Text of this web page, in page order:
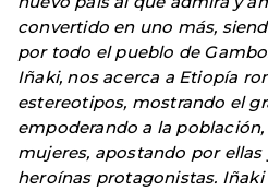
convertido en uno más,
por todo el pueblo de
Iñaki, nos acerca a Etiopía
estereotipos, mostrando el
empoderando a la población,
mujeres, apostando por
heroínas protagonistas.